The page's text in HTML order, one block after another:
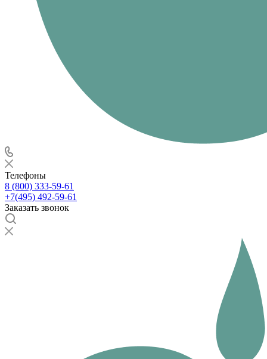
Телефоны
8 (800) 333-59-61
+7(495) 492-59-61
Заказать звонок